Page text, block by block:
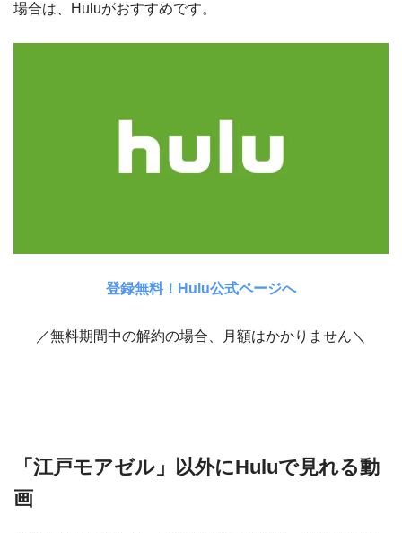
場合は、Huluがおすすめです。
登録無料！Hulu公式ページへ
／無料期間中の解約の場合、月額はかかりません＼
「江戸モアゼル」以外にHuluで見れる動
画